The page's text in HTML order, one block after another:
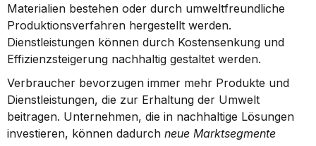
Materialien bestehen oder durch umweltfreundliche
Produktionsverfahren hergestellt werden.
Dienstleistungen können durch Kostensenkung und
Effizienzsteigerung nachhaltig gestaltet werden.
Verbraucher bevorzugen immer mehr Produkte und
Dienstleistungen, die zur Erhaltung der Umwelt
beitragen. Unternehmen, die in nachhaltige Lösungen
investieren, können dadurch neue Marktsegmente